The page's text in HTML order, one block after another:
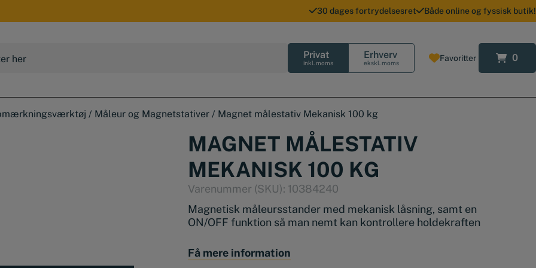
30 dages fortrydelsesret Både online og fyssisk butik!
Privat
inkl. moms
Erhverv
ekskl. moms Favoritter 0
0
/ Måleur og Magnetstativer / Magnet målestativ Mekanisk 100 kg
MAGNET MÅLESTATIV
MEKANISK 100 KG
Varenummer (SKU): 10384240
Magnetisk måleursstander med mekanisk låsning, samt en
ON/OFF funktion så man nemt kan kontrollere holdekraften
Magnetstanderen har en prismefod og mekaniske led, med
mulighed for finindstilling
Få mere information